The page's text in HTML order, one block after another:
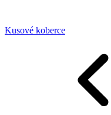
Kusové koberce